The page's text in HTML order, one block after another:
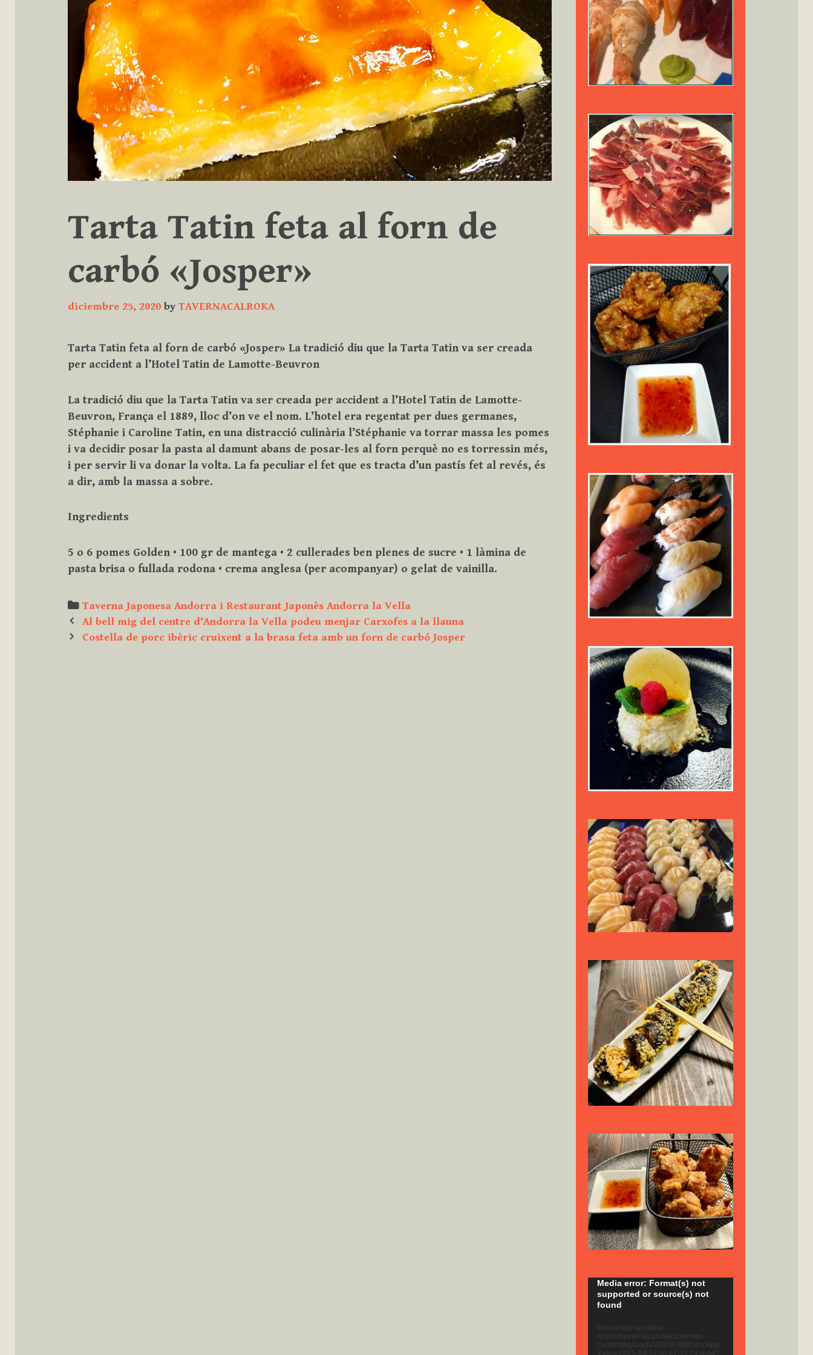
Tarta Tatin feta al forn de
carbó «Josper»
diciembre 25, 2020 by TAVERNACALROKA
Tarta Tatin feta al forn de carbó «Josper» La tradició diu que la Tarta Tatin va ser creada
per accident a l’Hotel Tatin de Lamotte-Beuvron
La tradició diu que la Tarta Tatin va ser creada per accident a l’Hotel Tatin de Lamotte-
Beuvron, França el 1889, lloc d’on ve el nom. L’hotel era regentat per dues germanes,
Stéphanie i Caroline Tatin, en una distracció culinària l’Stéphanie va torrar massa les pomes
i va decidir posar la pasta al damunt abans de posar-les al forn perquè no es torressin més,
i per servir li va donar la volta. La fa peculiar el fet que es tracta d’un pastís fet al revés, és
a dir, amb la massa a sobre.
Ingredients
5 o 6 pomes Golden • 100 gr de mantega • 2 cullerades ben plenes de sucre • 1 làmina de
pasta brisa o fullada rodona • crema anglesa (per acompanyar) o gelat de vainilla.
Categories
Taverna Japonesa Andorra i Restaurant Japonès Andorra la Vella
Post
navigation
Al bell mig del centre d’Andorra la Vella podeu menjar Carxofes a la llauna
Costella de porc ibèric cruixent a la brasa feta amb un forn de carbó Josper
Reproductor
de
vídeo
Media error: Format(s) not
supported or source(s) not
found